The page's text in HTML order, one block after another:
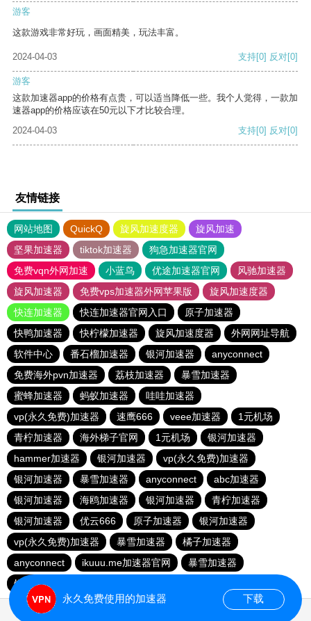
游客
这款游戏非常好玩，画面精美，玩法丰富。
2024-04-03 支持[0] 反对[0]
游客
这款加速器app的价格有点贵，可以适当降低一些。我个人觉得，一款加
速器app的价格应该在50元以下才比较合理。
2024-04-03
支持[0] 反对[0]
友情链接
网站地图 QuickQ 旋风加速度器
旋风加速
坚果加速器
tiktok加速器
狗急加速器官网
免费vqn外网加速
小蓝鸟 优途加速器官网
风驰加速器
旋风加速器
免费vps加速器外网苹果版
旋风加速度器
快连加速器
快连加速器官网入口
原子加速器
快鸭加速器
快柠檬加速器 旋风加速度器
外网网址导航
软件中心
番石榴加速器 银河加速器
anyconnect
免费海外pvn加速器
荔枝加速器
暴雪加速器
蜜蜂加速器
蚂蚁加速器
哇哇加速器
vp(永久免费)加速器
速鹰666 veee加速器
1元机场
青柠加速器
海外梯子官网 1元机场
银河加速器
hammer加速器
银河加速器
vp(永久免费)加速器
银河加速器
暴雪加速器 anyconnect
abc加速器
银河加速器
海鸥加速器 银河加速器
青柠加速器
银河加速器
优云666 原子加速器
银河加速器
vp(永久免费)加速器
暴雪加速器
橘子加速器
anyconnect
ikuuu.me加速器官网
暴雪加速器
银河加速器
永久免费使用的加速器 下载